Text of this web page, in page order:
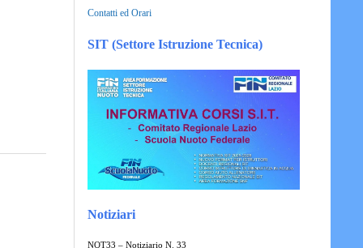
Contatti ed Orari
SIT (Settore Istruzione Tecnica)
Notiziari
NOT33 – Notiziario N. 33